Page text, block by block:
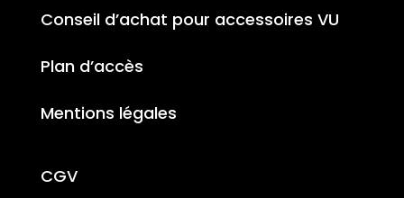
Conseil d’achat pour accessoires VU
Plan d’accès
Mentions légales
CGV